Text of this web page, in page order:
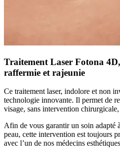
Traitement Laser Fotona
raffermie et rajeunie
Ce traitement laser, indolore et non
technologie innovante. Il permet de
visage, sans intervention
Afin de vous garantir un soin adapté
peau, cette intervention est toujours
avec l’un de nos médecins